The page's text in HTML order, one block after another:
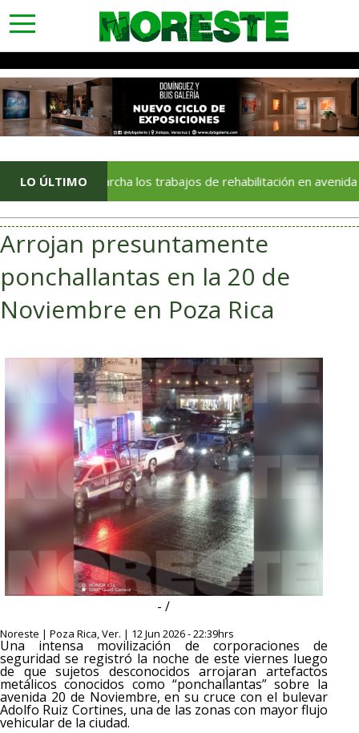
toggle
navigation
LO ÚLTIMO
En marcha los trabajos de rehabilitación en avenida 20 de
Arrojan presuntamente
ponchallantas en la 20 de
Noviembre en Poza Rica
- /
Noreste | Poza Rica, Ver. | 12 Jun 2026 - 22:39hrs
Una intensa movilización de corporaciones de
seguridad se registró la noche de este viernes luego
de que sujetos desconocidos arrojaran artefactos
metálicos conocidos como “ponchallantas” sobre la
avenida 20 de Noviembre, en su cruce con el bulevar
Adolfo Ruiz Cortines, una de las zonas con mayor flujo
vehicular de la ciudad.